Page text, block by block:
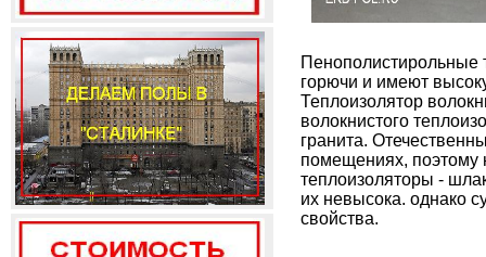
Пенополистирольные
горючи и имеют
Теплоизолятор
волокнистого
гранита.
помещениях, поэтому
теплоизоляторы -
их невысока. однако
свойства.